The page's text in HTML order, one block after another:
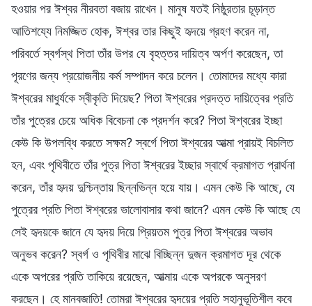
হওয়ার পর ঈশ্বর নীরবতা বজায় রাখেন। মানুষ যতই নিষ্ঠুরতার চূড়ান্ত
আতিশয্যে নিমজ্জিত হোক, ঈশ্বর তার কিছুই হৃদয়ে গ্রহণ করেন না,
পরিবর্তে স্বর্গস্থ পিতা তাঁর উপর যে বৃহত্তর দায়িত্ব অর্পণ করেছেন, তা
পূরণের জন্য প্রয়োজনীয় কর্ম সম্পাদন করে চলেন। তোমাদের মধ্যে কারা
ঈশ্বরের মাধুর্যকে স্বীকৃতি দিয়েছ? পিতা ঈশ্বরের প্রদত্ত দায়িত্বের প্রতি
তাঁর পুত্রের চেয়ে অধিক বিবেচনা কে প্রদর্শন করে? পিতা ঈশ্বরের ইচ্ছা
কেউ কি উপলব্ধি করতে সক্ষম? স্বর্গে পিতা ঈশ্বরের আত্মা প্রায়ই বিচলিত
হন, এবং পৃথিবীতে তাঁর পুত্র পিতা ঈশ্বরের ইচ্ছার স্বার্থে ক্রমাগত প্রার্থনা
করেন, তাঁর হৃদয় দুশ্চিন্তায় ছিন্নভিন্ন হয়ে যায়। এমন কেউ কি আছে, যে
পুত্রের প্রতি পিতা ঈশ্বরের ভালোবাসার কথা জানে? এমন কেউ কি আছে যে
সেই হৃদয়কে জানে যে হৃদয় দিয়ে প্রিয়তম পুত্র পিতা ঈশ্বরের অভাব
অনুভব করেন? স্বর্গ ও পৃথিবীর মাঝে বিচ্ছিন্ন দুজন ক্রমাগত দূর থেকে
একে অপরের প্রতি তাকিয়ে রয়েছেন, আত্মায় একে অপরকে অনুসরণ
করছেন। হে মানবজাতি! তোমরা ঈশ্বরের হৃদয়ের প্রতি সহানুভূতিশীল কবে